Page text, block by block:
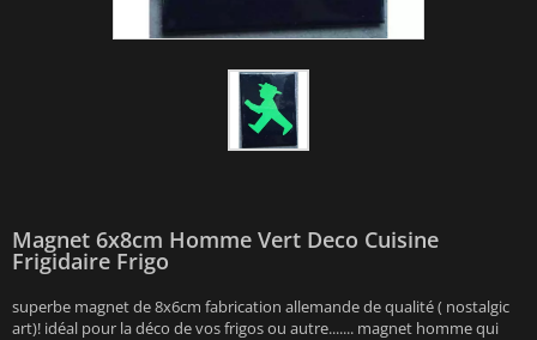
Magnet 6x8cm Homme Vert Deco Cuisine
Frigidaire Frigo
superbe magnet de 8x6cm fabrication allemande de qualité ( nostalgic
art)! idéal pour la déco de vos frigos ou autre....... magnet homme qui